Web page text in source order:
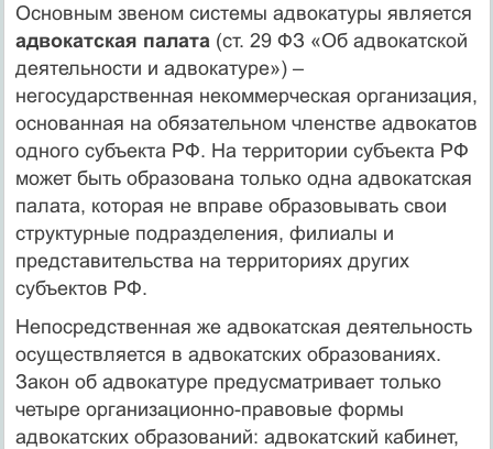
Основным звеном системы адвокатуры является
адвокатская палата (ст. 29 ФЗ «Об адвокатской
деятельности и адвокатуре») –
негосударственная некоммерческая организация,
основанная на обязательном членстве адвокатов
одного субъекта РФ. На территории субъекта РФ
может быть образована только одна адвокатская
палата, которая не вправе образовывать свои
структурные подразделения, филиалы и
представительства на территориях других
субъектов РФ.
Непосредственная же адвокатская деятельность
осуществляется в адвокатских образованиях.
Закон об адвокатуре предусматривает только
четыре организационно-правовые формы
адвокатских образований: адвокатский кабинет,